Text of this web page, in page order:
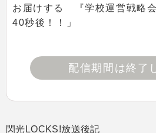
お届けする 『学校運営戦略
40秒後！！」
配信期間は終了
閃光LOCKS!放送後記